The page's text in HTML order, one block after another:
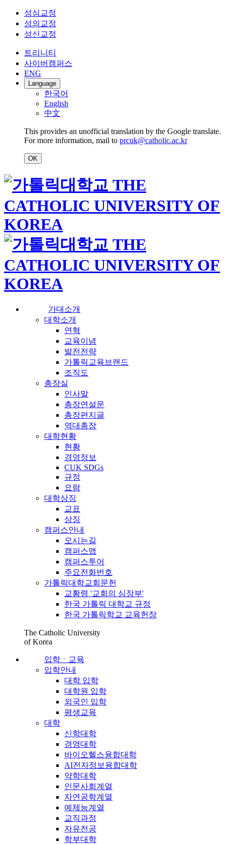
성심교정
성의교정
성신교정
트리니티
사이버캠퍼스
ENG
Language
한국어
English
中文
This provides an unofficial translation by the Google translate.
For more information, mail to prcuk@catholic.ac.kr
OK
가대소개
대학소개
연혁
교육이념
발전전략
가톨릭교육브랜드
조직도
총장실
인사말
총장연설문
총장편지글
역대총장
대학현황
현황
경영정보
CUK SDGs
규정
요람
대학상징
교표
상징
캠퍼스안내
오시는길
캠퍼스맵
캠퍼스투어
주요전화번호
가톨릭대학교회문헌
교황령 '교회의 심장부'
한국 가톨릭 대학교 규정
한국 가톨릭학교 교육헌장
The Catholic University
of Korea
입학ㆍ교육
입학안내
대학 입학
대학원 입학
외국인 입학
평생교육
대학
신학대학
경영대학
바이오헬스융합대학
AI전자정보융합대학
약학대학
인문사회계열
자연공학계열
예체능계열
교직과정
자유전공
학부대학